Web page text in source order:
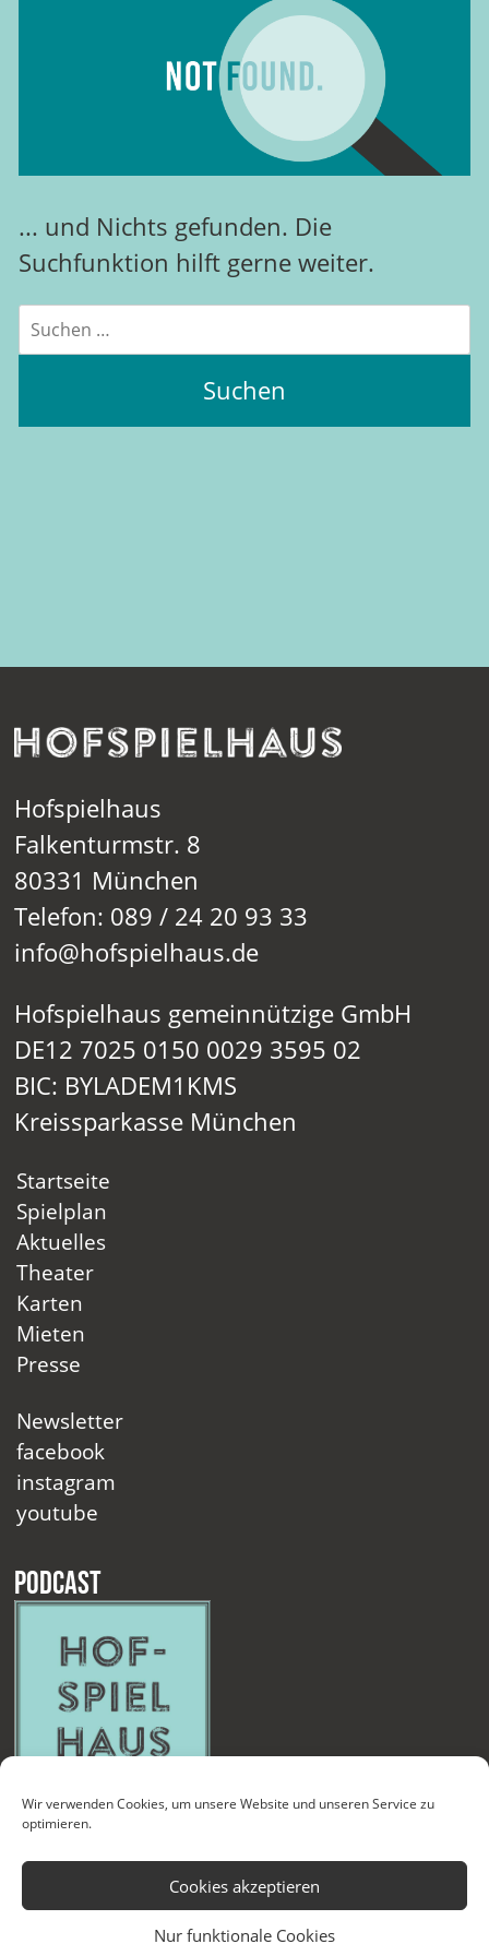
Wir verwenden Cookies, um unsere Website und unseren Service zu
optimieren.
Cookies akzeptieren
Nur funktionale Cookies
... und Nichts gefunden. Die
Suchfunktion hilft gerne weiter.
Suchen
nach:
Hofspielhaus
Falkenturmstr. 8
80331 München
Telefon: 089 / 24 20 93 33
info@hofspielhaus.de
Hofspielhaus gemeinnützige GmbH
DE12 7025 0150 0029 3595 02
BIC: BYLADEM1KMS
Kreissparkasse München
Startseite
Spielplan
Aktuelles
Theater
Karten
Mieten
Presse
Newsletter
facebook
instagram
youtube
Podcast